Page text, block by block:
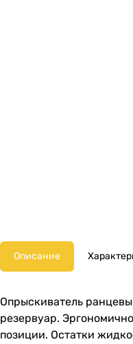
Описание
Опрыскиватель
резервуар.
позиции. Остатки